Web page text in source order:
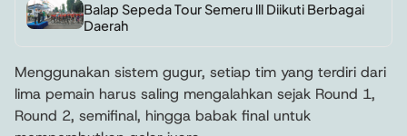
Balap Sepeda Tour Semeru lll Diikuti Berbagai
Daerah
Menggunakan sistem gugur, setiap tim yang terdiri dari
lima pemain harus saling mengalahkan sejak Round 1,
Round 2, semifinal, hingga babak final untuk